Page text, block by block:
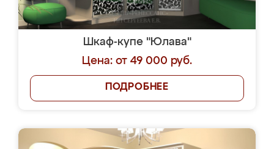
Шкаф-купе "Юлава"
Цена: от 49 000 руб.
ПОДРОБНЕЕ